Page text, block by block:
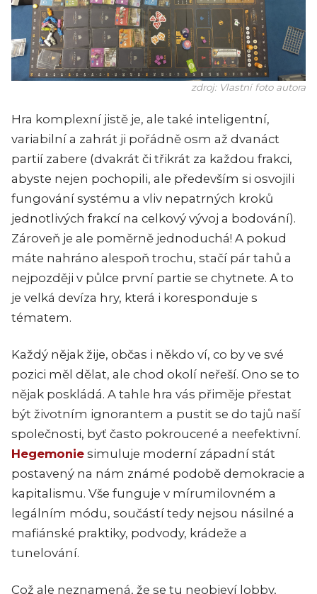
zdroj: Vlastní foto autora
Hra komplexní jistě je, ale také inteligentní,
variabilní a zahrát ji pořádně osm až dvanáct
partií zabere (dvakrát či třikrát za každou frakci,
abyste nejen pochopili, ale především si osvojili
fungování systému a vliv nepatrných kroků
jednotlivých frakcí na celkový vývoj a bodování).
Zároveň je ale poměrně jednoduchá! A pokud
máte nahráno alespoň trochu, stačí pár tahů a
nejpozději v půlce první partie se chytnete. A to
je velká devíza hry, která i koresponduje s
tématem.
Každý nějak žije, občas i někdo ví, co by ve své
pozici měl dělat, ale chod okolí neřeší. Ono se to
nějak poskládá. A tahle hra vás přiměje přestat
být životním ignorantem a pustit se do tajů naší
společnosti, byť často pokroucené a neefektivní.
Hegemonie simuluje moderní západní stát
postavený na nám známé podobě demokracie a
kapitalismu. Vše funguje v mírumilovném a
legálním módu, součástí tedy nejsou násilné a
mafiánské praktiky, podvody, krádeže a
tunelování.
Což ale neznamená, že se tu neobjeví lobby,